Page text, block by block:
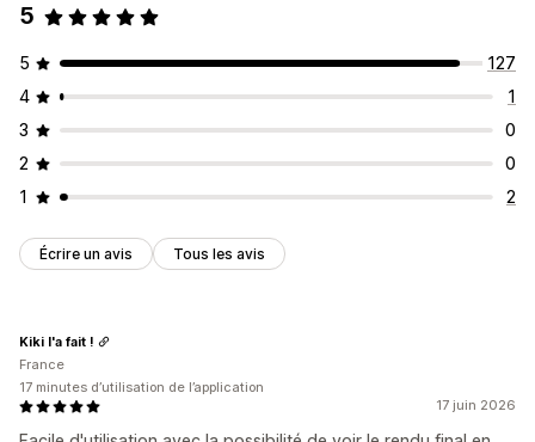
5
5
127
4
1
3
0
2
0
1
2
Écrire un avis Tous les avis
17 juin 2026
Kiki l'a fait !
France
17 minutes d’utilisation de l’application